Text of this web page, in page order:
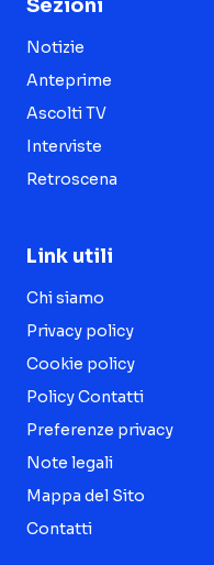
Sezioni
Notizie
Anteprime
Ascolti TV
Interviste
Retroscena
Link utili
Chi siamo
Privacy policy
Cookie policy
Policy Contatti
Preferenze privacy
Note legali
Mappa del Sito
Contatti